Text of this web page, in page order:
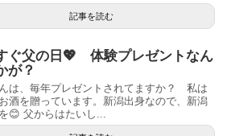
記事を読む
ぐ父の日💖 体験プレゼントなん
が？
は、毎年プレゼントされてますか？ 私は
酒を贈っています。新潟出身なので、新潟
😊 父からはたいし...